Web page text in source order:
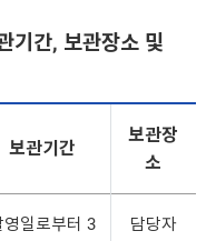
기간, 보관장소 및
보관기간
보관장
소
영일로부터 3
담당자